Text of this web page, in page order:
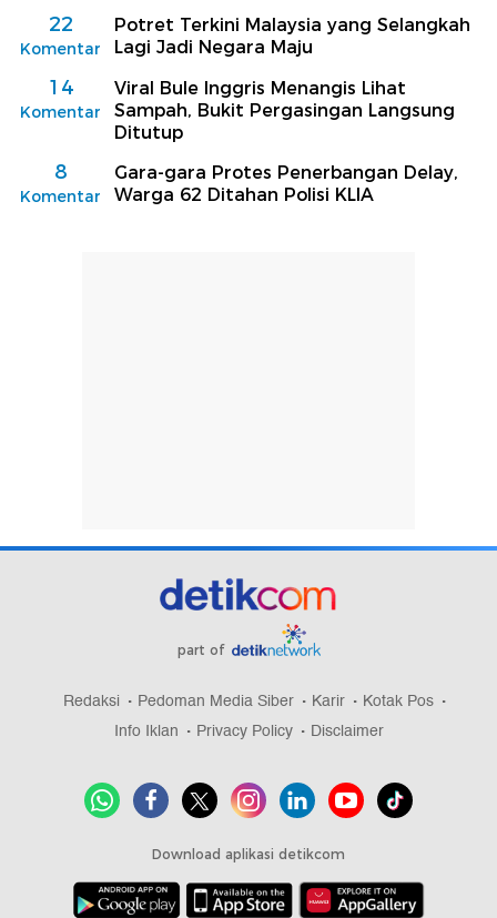
22
Komentar
Potret Terkini Malaysia yang Selangkah
Lagi Jadi Negara Maju
14
Komentar
Viral Bule Inggris Menangis Lihat
Sampah, Bukit Pergasingan Langsung
Ditutup
8
Komentar
Gara-gara Protes Penerbangan Delay,
Warga 62 Ditahan Polisi KLIA
part of
Redaksi Pedoman Media Siber Karir
Kotak Pos
Info Iklan
Privacy Policy Disclaimer
Download aplikasi detikcom